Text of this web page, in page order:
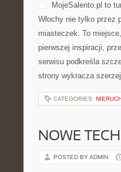
MojeSalento.pl to
Włochy nie tylko przez
miasteczek. To
pierwszej inspiracji,
serwisu podkreśla
strony wykracza
CATEGORIES:
NOWE
POSTED BY ADMIN